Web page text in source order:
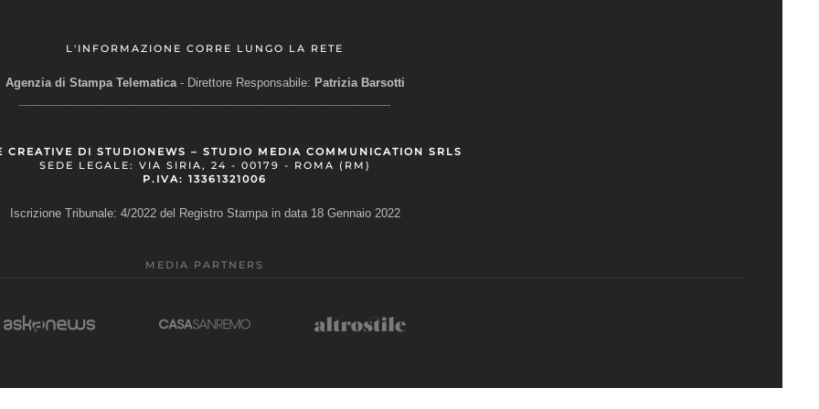
L'INFORMAZIONE CORRE LUNGO LA RETE
Agenzia di Stampa Telematica- Direttore Responsabile: Patrizia Barsotti
CREATIVE DI STUDIONEWS – STUDIO MEDIA COMMUNICATION SRLS
SEDE LEGALE: VIA SIRIA, 24 - 00179 - ROMA (RM)
P.IVA: 13361321006
Iscrizione Tribunale: 4/2022 del Registro Stampa in data 18 Gennaio 2022
MEDIA PARTNERS